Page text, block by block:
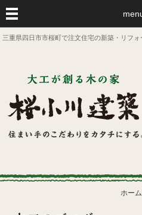
三重県四日市市桜町で注文住宅の新築・リフ
ホーム